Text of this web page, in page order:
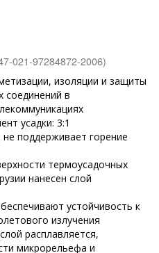
021-97284872-2006)
изоляции и защиты
соединений в
усадки: 3:1
поддерживает горение
термоусадочных
нанесен слой
устойчивость к
излучения
расплавляется,
микрорельефа и